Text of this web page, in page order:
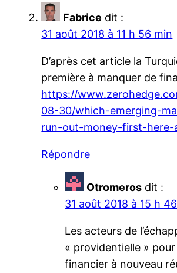
Fabrice dit :
31 août 2018 à 11 h 56 min
D’après cet article la
première à manquer de
https://
08-30/which-emerging-
run-out-money-first-here-
Répondre
Otromeros dit :
31 août 2018 à 15 h
Les acteurs de
« providentielle »
financier à nouveau